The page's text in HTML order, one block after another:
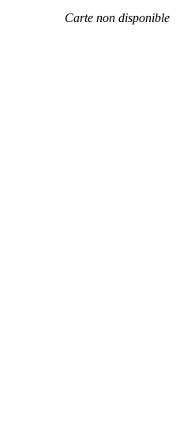
Carte non disponible